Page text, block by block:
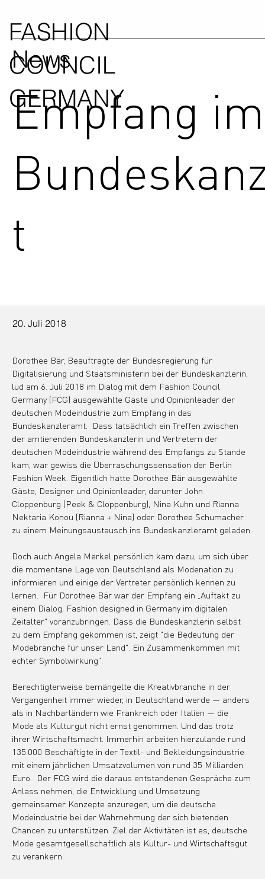
FASHION
COUNCIL
GERMANY
20. Juli 2018
Dorothee Bär, Beauftragte der Bundesregierung für
Digitalisierung und Staatsministerin bei der Bundeskanzlerin,
lud am 6. Juli 2018 im Dialog mit dem Fashion Council
Germany (FCG) ausgewählte Gäste und Opinionleader der
deutschen Modeindustrie zum Empfang in das
Bundeskanzleramt.  Dass tatsächlich ein Treffen zwischen
der amtierenden Bundeskanzlerin und Vertretern der
deutschen Modeindustrie während des Empfangs zu Stande
kam, war gewiss die Überraschungssensation der Berlin
Fashion Week. Eigentlich hatte Dorothee Bär ausgewählte
Gäste, Designer und Opinionleader, darunter John
Cloppenburg (Peek & Cloppenburg), Nina Kuhn und Rianna
Nektaria Konou (Rianna + Nina) oder Dorothee Schumacher
zu einem Meinungsaustausch ins Bundeskanzleramt geladen.
Doch auch Angela Merkel persönlich kam dazu, um sich über
die momentane Lage von Deutschland als Modenation zu
informieren und einige der Vertreter persönlich kennen zu
lernen.  Für Dorothee Bär war der Empfang ein „Auftakt zu
einem Dialog, Fashion designed in Germany im digitalen
Zeitalter" voranzubringen. Dass die Bundeskanzlerin selbst
zu dem Empfang gekommen ist, zeigt "die Bedeutung der
Modebranche für unser Land". Ein Zusammenkommen mit
echter Symbolwirkung".
Berechtigterweise bemängelte die Kreativbranche in der
Vergangenheit immer wieder, in Deutschland werde — anders
als in Nachbarländern wie Frankreich oder Italien — die
Mode als Kulturgut nicht ernst genommen. Und das trotz
ihrer Wirtschaftsmacht. Immerhin arbeiten hierzulande rund
135.000 Beschäftigte in der Textil- und Bekleidungsindustrie
mit einem jährlichen Umsatzvolumen von rund 35 Milliarden
Euro.  Der FCG wird die daraus entstandenen Gespräche zum
Anlass nehmen, die Entwicklung und Umsetzung
gemeinsamer Konzepte anzuregen, um die deutsche
Modeindustrie bei der Wahrnehmung der sich bietenden
Chancen zu unterstützen. Ziel der Aktivitäten ist es, deutsche
Mode gesamtgesellschaftlich als Kultur- und Wirtschaftsgut
zu verankern.
News
Empfang im
t